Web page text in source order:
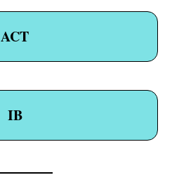
ACT
IB